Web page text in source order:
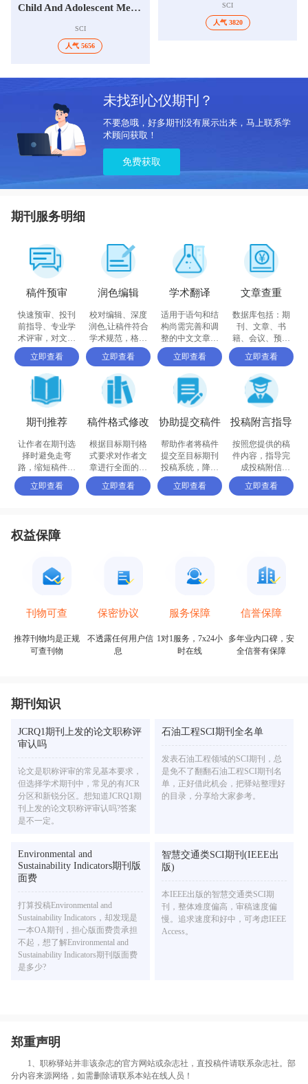
Child And Adolescent Mental Health 儿童青少年心理健康
SCI
人气 5656
SCI
人气 3820
未找到心仪期刊？
不要急哦，好多期刊没有展示出来，马上联系学
术顾问获取！
免费获取
期刊服务明细
稿件预审
快速预审、投刊
前指导、专业学
术评审，对文章
进行评价
立即查看
润色编辑
校对编辑、深度
润色,让稿件符合
学术规范，格式
体例等标准
立即查看
学术翻译
适用于语句和结
构尚需完善和调
整的中文文章，
确保稿件达到要
求
立即查看
文章查重
数据库包括：期
刊、文章、书
籍、会议、预印
书、百科全书和
摘要等
立即查看
期刊推荐
让作者在期刊选
择时避免走弯
路，缩短稿件被
接收的周期
立即查看
稿件格式修改
根据目标期刊格
式要求对作者文
章进行全面的格
式修改和调整
立即查看
协助提交稿件
帮助作者将稿件
提交至目标期刊
投稿系统，降低
退稿或拒稿率
立即查看
投稿附言指导
按照您提供的稿
件内容，指导完
成投稿附信
（cover letter）
立即查看
权益保障
刊物可查
推荐刊物均是正规
可查刊物
保密协议
不透露任何用户信
息
服务保障
1对1服务，7x24小
时在线
信誉保障
多年业内口碑，安
全信誉有保障
期刊知识
JCRQ1期刊上发的论文职称评
审认吗
论文是职称评审的常见基本要求，
但选择学术期刊中，常见的有JCR
分区和新锐分区。想知道JCRQ1期
刊上发的论文职称评审认吗?答案
是不一定。
石油工程SCI期刊全名单
发表石油工程领域的SCI期刊，总
是免不了翻翻石油工程SCI期刊名
单，正好借此机会，把驿站整理好
的目录，分享给大家参考。
Environmental and
Sustainability Indicators期刊版
面费
打算投稿Environmental and
Sustainability Indicators，却发现是
一本OA期刊，担心版面费贵承担
不起，想了解Environmental and
Sustainability Indicators期刊版面费
是多少?
智慧交通类SCI期刊(IEEE出
版)
本IEEE出版的智慧交通类SCI期
刊，整体难度偏高，审稿速度偏
慢。追求速度和好中，可考虑IEEE
Access。
郑重声明
1、职称驿站并非该杂志的官方网站或杂志社，直投稿件请联系杂志社。部
分内容来源网络，如需删除请联系本站在线人员！